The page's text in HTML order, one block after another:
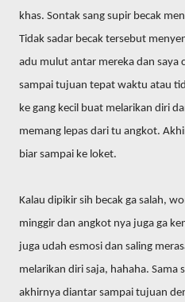
khas. Sontak sang supir becak
Tidak sadar becak tersebut
adu mulut antar mereka dan saya
sampai tujuan tepat waktu atau
ke gang kecil buat melarikan diri
memang lepas dari tu angkot.
biar sampai ke loket.
Kalau dipikir sih becak ga salah,
minggir dan angkot nya juga ga
juga udah esmosi dan saling
melarikan diri saja, hahaha. Sama
akhirnya diantar sampai tujuan